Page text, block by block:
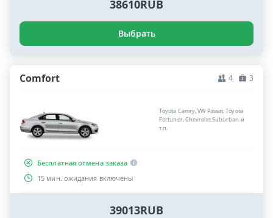
38610RUB
Выбрать
Comfort 4 3
Toyota Camry, VW Passat, Toyota
Fortuner, Chevrolet Suburban и
т.п.
Бесплатная отмена заказа
15 мин. ожидания включены
39013RUB